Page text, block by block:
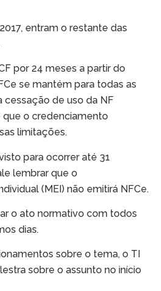
entram o restante das
por 24 meses a partir do
se mantém para todas as
cessação de uso da NF
o credenciamento
limitações.
para ocorrer até 31
lembrar que o
(MEI) não emitirá NFCe.
o ato normativo com todos
dias.
sobre o tema, o TI
sobre o assunto no início